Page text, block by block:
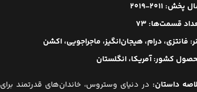
پخش: 2011-2019
قسمت‌ها: 73
فانتزی، درام، هیجان‌انگیز، ماجراجویی، اکشن
کشور: آمریکا، انگلستان
داستان: در دنیای وستروس، خاندان‌های قدرتمند